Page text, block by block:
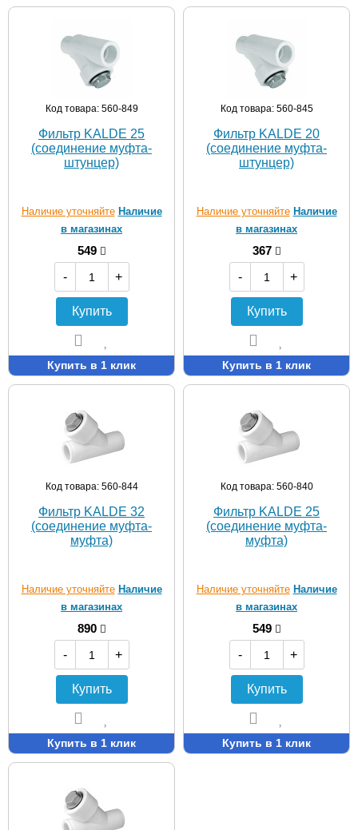
Код товара: 560-849
Фильтр KALDE 25
(соединение муфта-
штунцер)
Наличие уточняйте Наличие
в магазинах
549
-
+
Купить
Купить в 1 клик
Код товара: 560-845
Фильтр KALDE 20
(соединение муфта-
штунцер)
Наличие уточняйте Наличие
в магазинах
367
-
+
Купить
Купить в 1 клик
Код товара: 560-844
Фильтр KALDE 32
(соединение муфта-
муфта)
Наличие уточняйте Наличие
в магазинах
890
-
+
Купить
Купить в 1 клик
Код товара: 560-840
Фильтр KALDE 25
(соединение муфта-
муфта)
Наличие уточняйте Наличие
в магазинах
549
-
+
Купить
Купить в 1 клик